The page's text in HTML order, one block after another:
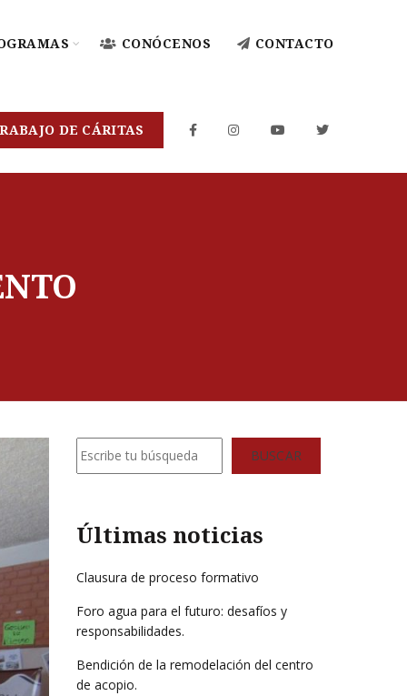
CONÓCENOS CONTACTO
DE CÁRITAS
Buscar
BUSCAR
Últimas noticias
Clausura de proceso formativo
Foro agua para el futuro: desafíos y
responsabilidades.
Bendición de la remodelación del centro
de acopio.